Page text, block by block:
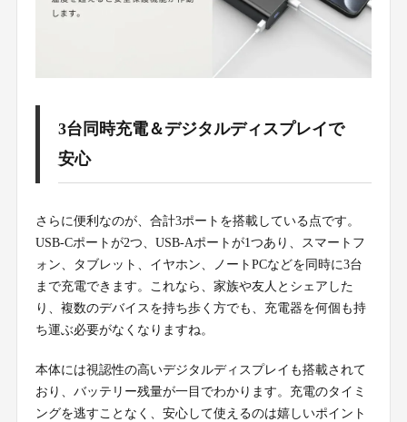
3台同時充電＆デジタルディスプレイで
安心
さらに便利なのが、合計3ポートを搭載している点です。
USB-Cポートが2つ、USB-Aポートが1つあり、スマートフ
ォン、タブレット、イヤホン、ノートPCなどを同時に3台
まで充電できます。これなら、家族や友人とシェアした
り、複数のデバイスを持ち歩く方でも、充電器を何個も持
ち運ぶ必要がなくなりますね。
本体には視認性の高いデジタルディスプレイも搭載されて
おり、バッテリー残量が一目でわかります。充電のタイミ
ングを逃すことなく、安心して使えるのは嬉しいポイント